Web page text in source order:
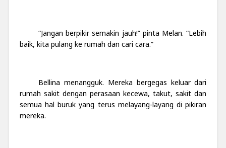
“Jangan berpikir semakin jauh!” pinta Melan. “Lebih
baik, kita pulang ke rumah dan cari cara.”
Bellina menangguk. Mereka bergegas keluar dari
rumah sakit dengan perasaan kecewa, takut, sakit dan
semua hal buruk yang terus melayang-layang di pikiran
mereka.